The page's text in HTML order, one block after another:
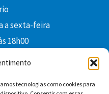
tecnologias como cookies para
a sexta-feira
18h00